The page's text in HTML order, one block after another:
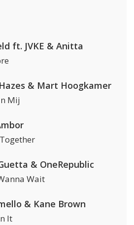
ft. JVKE & Anitta
& Mart Hoogkamer
Mij
& OneRepublic
Wait
& Kane Brown
It